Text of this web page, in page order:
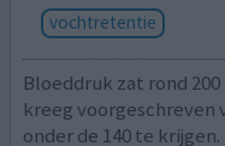
vochtretentie
Bloeddruk zat rond
kreeg voorgeschreven
onder de 140 te